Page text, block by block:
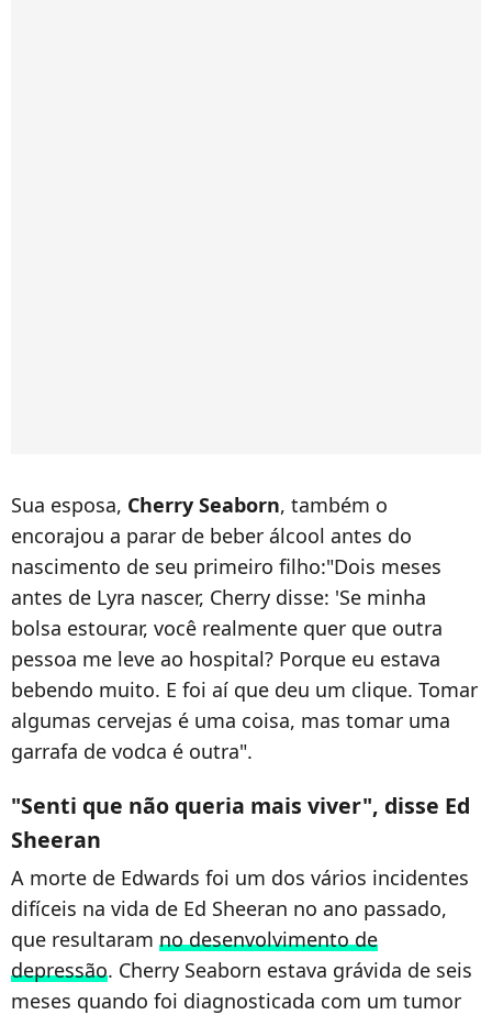
Sua esposa, Cherry Seaborn, também o
encorajou a parar de beber álcool antes do
nascimento de seu primeiro filho:"Dois meses
antes de Lyra nascer, Cherry disse: 'Se minha
bolsa estourar, você realmente quer que outra
pessoa me leve ao hospital? Porque eu estava
bebendo muito. E foi aí que deu um clique. Tomar
algumas cervejas é uma coisa, mas tomar uma
garrafa de vodca é outra".
"Senti que não queria mais viver", disse Ed
Sheeran
A morte de Edwards foi um dos vários incidentes
difíceis na vida de Ed Sheeran no ano passado,
que resultaram no desenvolvimento de
depressão. Cherry Seaborn estava grávida de seis
meses quando foi diagnosticada com um tumor